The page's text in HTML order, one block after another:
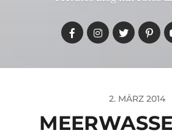
2. MÄRZ 2014